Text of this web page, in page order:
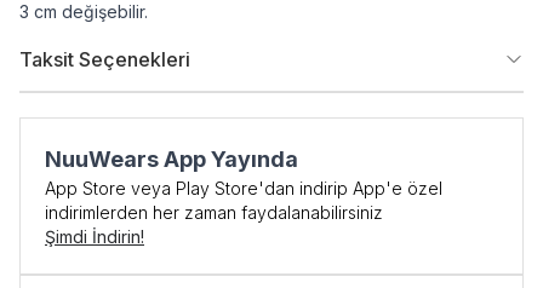
3 cm değişebilir.
Taksit Seçenekleri
NuuWears App Yayında
App Store veya Play Store'dan indirip App'e özel
indirimlerden her zaman faydalanabilirsiniz
Şimdi İndirin!